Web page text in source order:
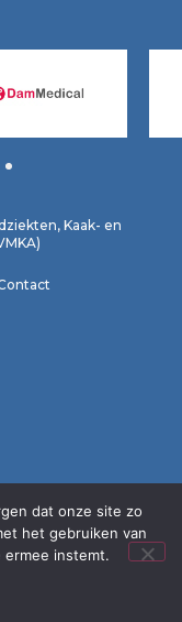
Kaak- en
dat onze site zo
het gebruiken van
ermee instemt.